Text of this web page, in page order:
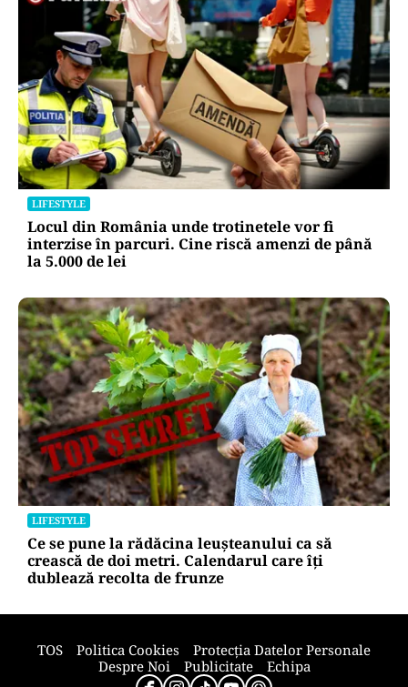
LIFESTYLE
Unde trebuie pus muștarul în frigider după ce l-
ai deschis. Greșeala pe care mulți nu o știau
LIFESTYLE
Locul din România unde trotinetele vor fi
interzise în parcuri. Cine riscă amenzi de până
la 5.000 de lei